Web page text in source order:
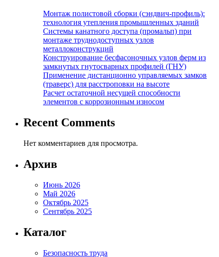
Монтаж полистовой сборки (сэндвич-профиль):
технология утепления промышленных зданий
Системы канатного доступа (промальп) при
монтаже труднодоступных узлов
металлоконструкций
Конструирование бесфасоночных узлов ферм из
замкнутых гнутосварных профилей (ГНУ)
Применение дистанционно управляемых замков
(траверс) для расстроповки на высоте
Расчет остаточной несущей способности
элементов с коррозионным износом
Recent Comments
Нет комментариев для просмотра.
Архив
Июнь 2026
Май 2026
Октябрь 2025
Сентябрь 2025
Каталог
Безопасность труда